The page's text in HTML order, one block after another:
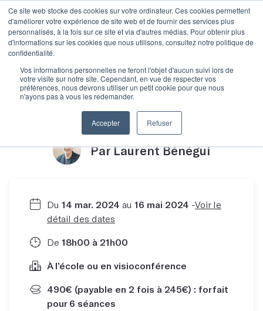
Ce site web stocke des cookies sur votre ordinateur. Ces cookies permettent
d'améliorer votre expérience de site web et de fournir des services plus
personnalisés, à la fois sur ce site et via d'autres médias. Pour obtenir plus
d'informations sur les cookies que nous utilisons, consultez notre politique de
confidentialité.
Vos informations personnelles ne feront l'objet d'aucun suivi lors de
votre visite sur notre site. Cependant, en vue de respecter vos
préférences, nous devrons utiliser un petit cookie pour que nous
n'ayons pas à vous les redemander.
Accepter Refuser
Le scénario dans tous
ses états
Par Laurent Bénégui
Du 14 mar. 2024 au 16 mai 2024 -Voir le
détail des dates
De 18h00 à 21h00
À l’école ou en visioconférence
490€ (payable en 2 fois à 245€) : forfait
pour 6 séances